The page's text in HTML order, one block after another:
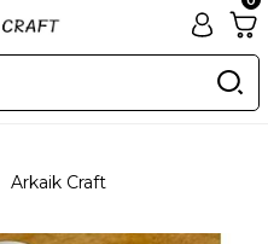
Arkaik Craft